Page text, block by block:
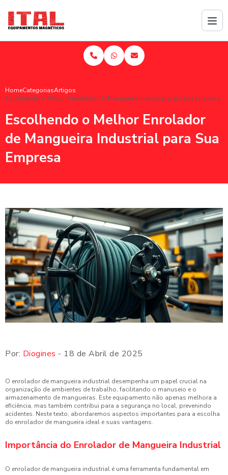
HomeCategoriasArtigos
Escolhendo o Melhor Enrolador de Mangueira Industrial para Sua Empresa
Escolhendo o Melhor Enrolador
de Mangueira Industrial para Sua
Empresa
Por: Diogines - 18 de Abril de 2025
O enrolador de mangueira industrial desempenha um papel crucial na
organização de ambientes de trabalho, facilitando o manuseio e o
armazenamento de mangueiras. Este equipamento não apenas melhora a
eficiência, mas também contribui para a segurança no local, prevenindo
acidentes. Neste texto, abordaremos aspectos importantes para a escolha
do enrolador de mangueira ideal e suas vantagens.
Importância do Enrolador de Mangueira Industrial
O enrolador de mangueira industrial é uma ferramenta fundamental em